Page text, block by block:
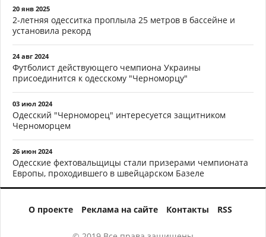
20 янв 2025
2-летняя одесситка проплыла 25 метров в бассейне и
установила рекорд
24 авг 2024
Футболист действующего чемпиона Украины
присоединится к одесскому "Черноморцу"
03 июл 2024
Одесский "Черноморец" интересуется защитником
Черноморцем
26 июн 2024
Одесские фехтовальщицы стали призерами чемпионата
Европы, проходившего в швейцарском Базеле
О проекте Реклама на сайте Контакты RSS